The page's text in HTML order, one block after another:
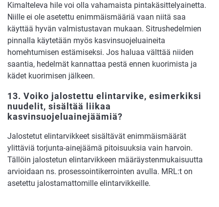
Kimalteleva hile voi olla vahamaista pintakäsittelyainetta.
Niille ei ole asetettu enimmäismääriä vaan niitä saa
käyttää hyvän valmistustavan mukaan. Sitrushedelmien
pinnalla käytetään myös kasvinsuojeluaineita
homehtumisen estämiseksi. Jos haluaa välttää niiden
saantia, hedelmät kannattaa pestä ennen kuorimista ja
kädet kuorimisen jälkeen.
13. Voiko jalostettu elintarvike, esimerkiksi
nuudelit, sisältää liikaa
kasvinsuojeluainejäämiä?
Jalostetut elintarvikkeet sisältävät enimmäismäärät
ylittäviä torjunta-ainejäämä pitoisuuksia vain harvoin.
Tällöin jalostetun elintarvikkeen määräystenmukaisuutta
arvioidaan ns. prosessointikerrointen avulla. MRL:t on
asetettu jalostamattomille elintarvikkeille.